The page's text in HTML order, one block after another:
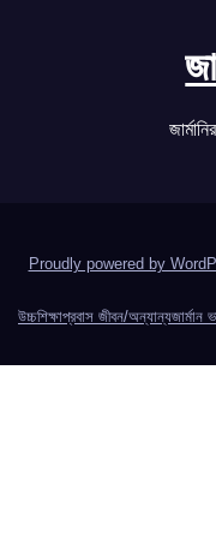
Proudly powered by
উচ্চশিক্ষাপ্রবাস জীবন/অন্যান্যজার্মান